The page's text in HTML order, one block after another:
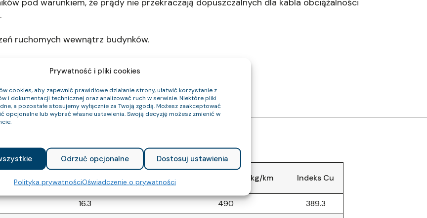
Prywatność i pliki cookies
cookies, aby zapewnić prawidłowe działanie strony, ułatwić korzystanie z
i dokumentacji technicznej oraz analizować ruch w serwisie. Niektóre pliki
a pozostałe stosujemy wyłącznie za Twoją zgodą. Możesz zaakceptować
opcjonalne lub wybrać własne ustawienia. Swoją decyzję możesz zmienić w
Odrzuć opcjonalne Dostosuj ustawienia
Polityka prywatnościOświadczenie o prywatności
pod warunkiem, że prądy nie przekraczają dopuszczalnych dla kabla obciążalności
ruchomych wewnątrz budynków.
na działanie olejów.
Średnica zewnętrzna (około) mm Waga kabla (około) kg/km Indeks Cu
16.3 490
389.3